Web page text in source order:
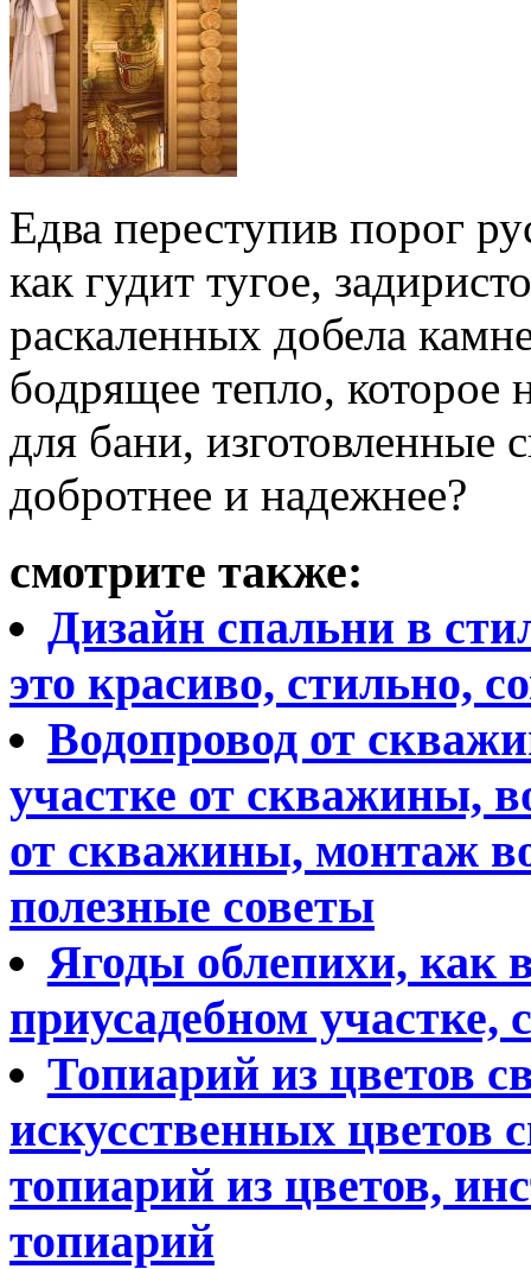
Едва переступив порог
как гудит тугое,
раскаленных добела
бодрящее тепло, которое
для бани,
добротнее и надежнее?
смотрите также:
Дизайн спальни в
это красиво, стильно,
Водопровод от
участке от скважины,
от скважины, монтаж
полезные советы
Ягоды облепихи, как
приусадебном участке,
Топиарий из цветов
искусственных цветов
топиарий из цветов,
топиарий